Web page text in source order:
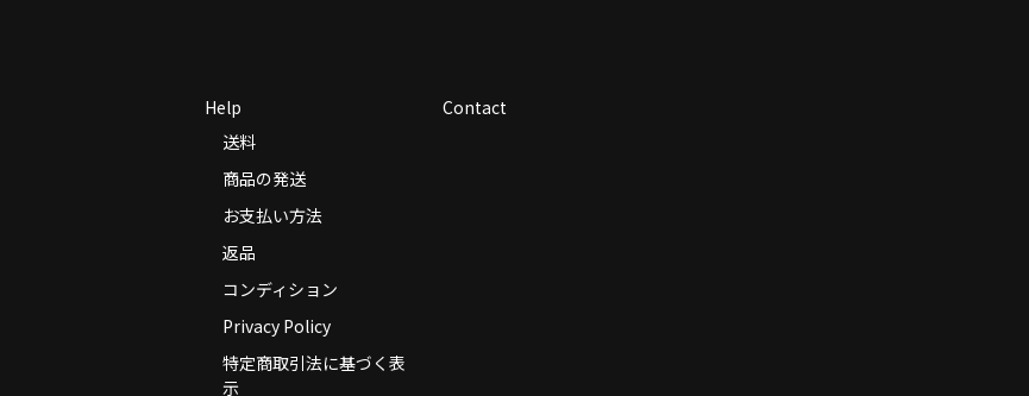
Help
送料
商品の発送
お支払い方法
返品
コンディション
Privacy Policy
特定商取引法に基づく表
示
Contact